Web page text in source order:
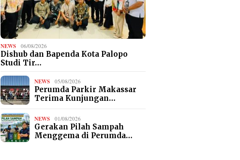
NEWS 06/08/2026
Dishub dan Bapenda Kota Palopo
Studi Tir…
NEWS 05/08/2026
Perumda Parkir Makassar
Terima Kunjungan…
NEWS 01/08/2026
Gerakan Pilah Sampah
Menggema di Perumda…